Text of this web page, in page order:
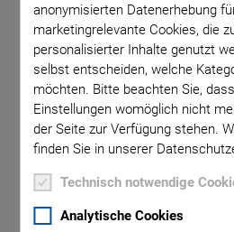
anonymisierten Datenerhebung
marketingrelevante Cookies, die
personalisierter Inhalte genutzt
selbst entscheiden, welche
möchten. Bitte beachten Sie,
Einstellungen womöglich nicht
der Seite zur Verfügung stehen.
finden Sie in unserer
Technisch notwendige
Analytische Cookies
Ingenieuren und technisch
innerhalb kürzester Zeit einen Fast
Anforderungen an piezokeramische
Einflussfaktoren auf das Verhalten
sofort sichtbar und können nach
angepasst werden.
Das Onlinetool kombiniert
Parameter mit geeigneten
durch den Wegfall langwieriger